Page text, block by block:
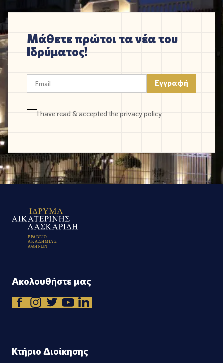
Μάθετε πρώτοι τα νέα του
Ιδρύματος!
I have read & accepted theprivacy policy
ΒΡΑΒΕΙΟ
ΑΚΑΔΗΜΙΑ Σ
Α ΘΗΝΩΝ
Ακολουθήστε μας
Κτήριο Διοίκησης